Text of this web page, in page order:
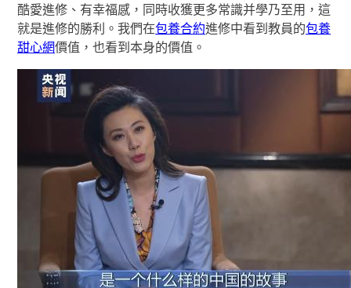
酷愛進修、有幸福感，同時收獲更多常識并學乃至用，這
就是進修的勝利。我們在包養合約進修中看到教員的包養
甜心網價值，也看到本身的價值。